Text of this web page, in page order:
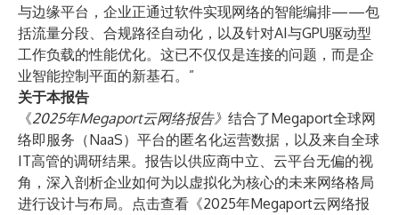
与边缘平台，企业正通过软件实现网络的智能编排——包
括流量分段、合规路径自动化，以及针对AI与GPU驱动型
工作负载的性能优化。这已不仅仅是连接的问题，而是企
业智能控制平面的新基石。”
关于本报告
《2025年Megaport云网络报告》 结合了Megaport全球网
络即服务（NaaS）平台的匿名化运营数据，以及来自全球
IT高管的调研结果。报告以供应商中立、云平台无偏的视
角，深入剖析企业如何为以虚拟化为核心的未来网络格局
进行设计与布局。点击查看 《2025年Megaport云网络报